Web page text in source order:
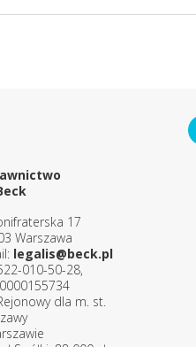
17
Warszawa
legalis@beck.pl
010-50-28,
0000155734
dla m. st.